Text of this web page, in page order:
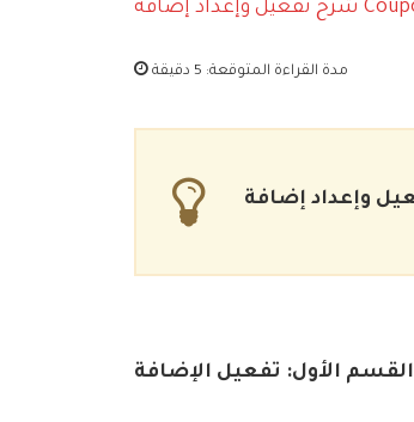
مدة القراءة المتوقعة: 5 دقيقة
القسم الأول: تفعيل الإضافة